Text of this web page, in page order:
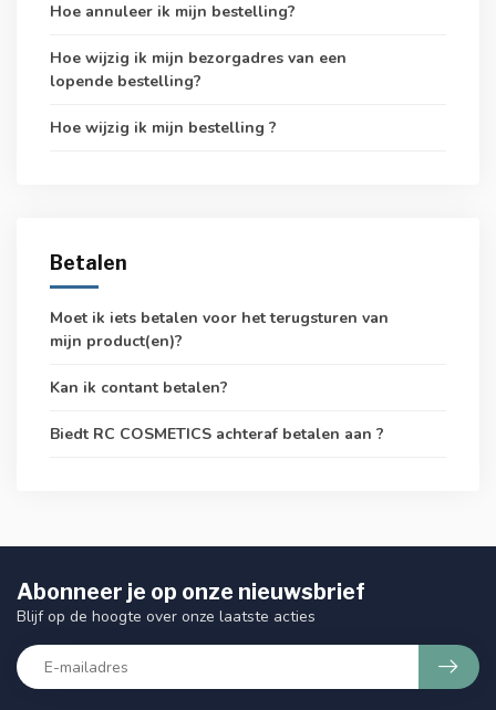
Hoe annuleer ik mijn bestelling?
Hoe wijzig ik mijn bezorgadres van een
lopende bestelling?
Hoe wijzig ik mijn bestelling ?
Betalen
Moet ik iets betalen voor het terugsturen van
mijn product(en)?
Kan ik contant betalen?
Biedt RC COSMETICS achteraf betalen aan ?
Abonneer je op onze nieuwsbrief
Blijf op de hoogte over onze laatste acties